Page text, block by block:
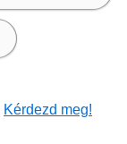
Kérdezd meg!